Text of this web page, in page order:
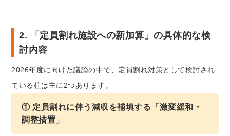
2. 「定員割れ施設への新加算」の具体的な検
討内容
2026年度に向けた議論の中で、定員割れ対策として検討され
ている柱は主に2つあります。
① 定員割れに伴う減収を補填する「激変緩和・
調整措置」